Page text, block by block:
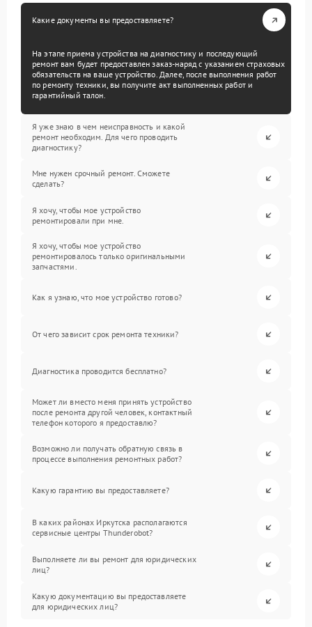
Какие документы вы предоставляете?
На этапе приема устройства на диагностику и последующий
ремонт вам будет предоставлен заказ-наряд с указанием страховых
обязательств на ваше устройство. Далее, после выполнения работ
по ремонту техники, вы получите акт выполненных работ и
гарантийный талон.
Я уже знаю в чем неисправность и какой
ремонт необходим. Для чего проводить
диагностику?
Мне нужен срочный ремонт. Сможете
сделать?
Я хочу, чтобы мое устройство
ремонтировали при мне.
Я хочу, чтобы мое устройство
ремонтировалось только оригинальными
запчастями.
Как я узнаю, что мое устройство готово?
От чего зависит срок ремонта техники?
Диагностика проводится бесплатно?
Может ли вместо меня принять устройство
после ремонта другой человек, контактный
телефон которого я предоставлю?
Возможно ли получать обратную связь в
процессе выполнения ремонтных работ?
Какую гарантию вы предоставляете?
В каких районах Иркутска располагаются
сервисные центры Thunderobot?
Выполняете ли вы ремонт для юридических
лиц?
Какую документацию вы предоставляете
для юридических лиц?